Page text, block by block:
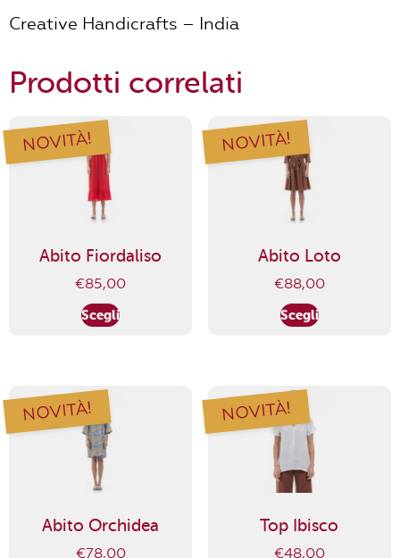
Creative Handicrafts – India
Prodotti correlati
NOVITÀ!
Abito Fiordaliso
€85,00
Scegli
NOVITÀ!
Abito Loto
€88,00
Scegli
NOVITÀ!
Abito Orchidea
€78,00
NOVITÀ!
Top Ibisco
€48,00